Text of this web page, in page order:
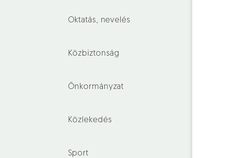
Oktatás, nevelés
Közbiztonság
Önkormányzat
Közlekedés
Sport